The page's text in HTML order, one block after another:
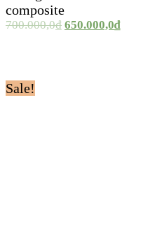
composite
700.000,0₫ 650.000,0₫
Sale!